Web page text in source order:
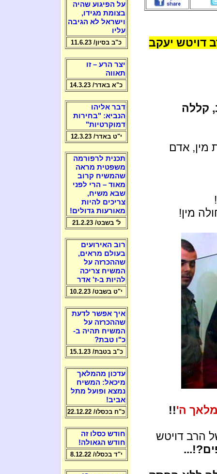
דויטש יעקב
קללה
מין, אדם
מין!
ה'!!
הרב דויטש
על הפיגוע שהיה
בצומת מגידו,
וישראל לא הגיבה
עליו
כ"ב בסיון/ 11.6.23
יצר הרע – זו
תאווה
כ"א באדר/ 14.3.23
דבר אליהו
הנביא: "בחירות
דמוקרטיות"
י"ט באדר/ 12.3.23
תכנית לרפורמה
משפטית מראה
שהמשיח קרוב
מאוד – הרי לפני
שבא משיח,
צריכים להיות
מאורעות גדולים!
ל' בשבט/ 21.2.23
רוב האירועים
בעולם מראים,
שההכרזה על
המשיח צריכה
להיות ב-ז' אדר
י"ט בשבט/ 10.2.23
איך אפשר לדעת
שההכרזה על
המשיח תהיה ב-
כ"ו טבת?
כ"ב בטבת/ 15.1.23
עדכון מהמלאך
מיכאל: המשיח
נמצא ופועל מתל
אביב!
כ"ח בכסלו/ 22.12.22
חודש כסלו זה
חודש הגאולה!
י"ד בכסלו/ 8.12.22